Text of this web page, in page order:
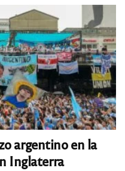
argentino en la
Inglaterra